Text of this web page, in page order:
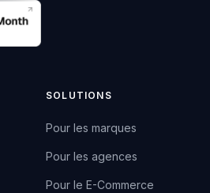
SOLUTIONS
Pour les marques
Pour les agences
Pour le E-Commerce